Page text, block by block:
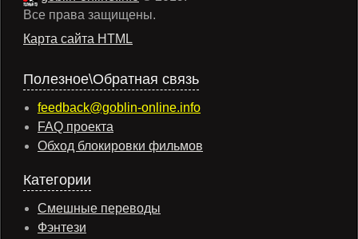
Все права защищены.
Карта сайта HTML
Полезное\Обратная связь
feedback@goblin-online.info
FAQ проекта
Обход блокировки фильмов
Категории
Смешные переводы
Фэнтези